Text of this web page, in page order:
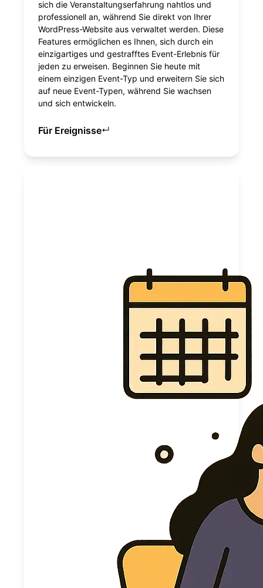
sich die Veranstaltungserfahrung nahtlos und
professionell an, während Sie direkt von Ihrer
WordPress-Website aus verwaltet werden. Diese
Features ermöglichen es Ihnen, sich durch ein
einzigartiges und gestrafftes Event-Erlebnis für
jeden zu erweisen. Beginnen Sie heute mit
einem einzigen Event-Typ und erweitern Sie sich
auf neue Event-Typen, während Sie wachsen
und sich entwickeln.
Für Ereignisse↵